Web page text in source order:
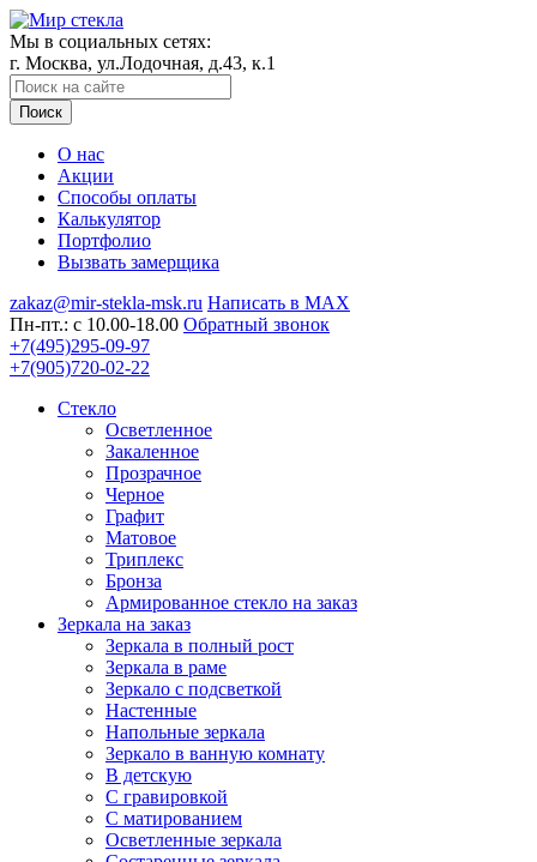
Мы в социальных сетях:
г. Москва, ул.Лодочная, д.43, к.1
Поиск
О нас
Акции
Способы оплаты
Калькулятор
Портфолио
Вызвать замерщика
zakaz@mir-stekla-msk.ru Написать в MAX
Пн-пт.: c 10.00-18.00 Обратный звонок
+7(495)295-09-97
+7(905)720-02-22
Стекло
Осветленное
Закаленное
Прозрачное
Черное
Графит
Матовое
Триплекс
Бронза
Армированное стекло на заказ
Зеркала на заказ
Зеркала в полный рост
Зеркала в раме
Зеркало с подсветкой
Настенные
Напольные зеркала
Зеркало в ванную комнату
В детскую
С гравировкой
С матированием
Oсветленные зеркала